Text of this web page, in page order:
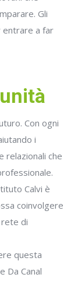
Gli
entrare a far
Con ogni
i
relazionali che
Calvi è
coinvolgere
di
questa
Da Canal